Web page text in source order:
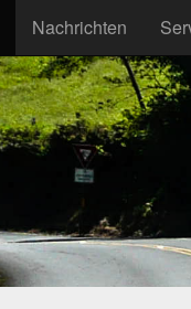
Nachrichten